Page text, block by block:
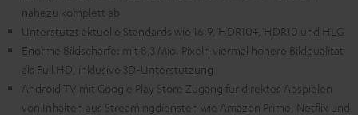
nahezu komplett ab
Unterstützt aktuelle Standards wie 16:9, HDR10+, HDR10 und HLG
Enorme Bildschärfe: mit 8,3 Mio. Pixeln viermal höhere Bildqualität
als Full HD, inklusive 3D-Unterstützung
Android TV mit Google Play Store Zugang für direktes Abspielen
von Inhalten aus Streamingdiensten wie Amazon Prime, Netflix und